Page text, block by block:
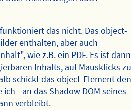
das nicht. Das object-
enthalten, aber auch
wie z.B. ein PDF. Es ist dann
Inhalts, auf Mausklicks
schickt das object-Element
- an das Shadow DOM seines
verbleibt.